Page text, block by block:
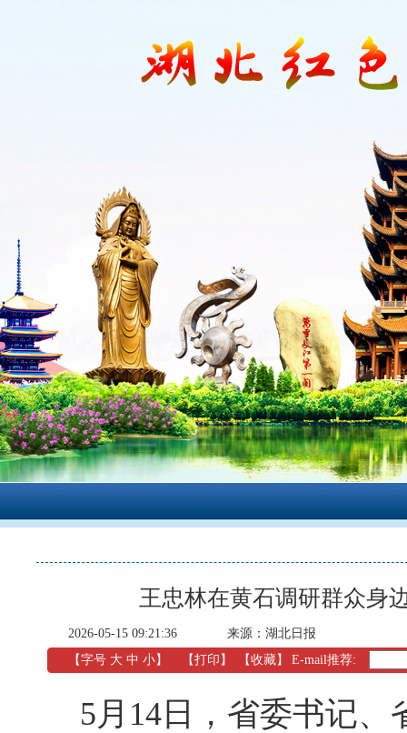
王忠林在黄石调研群众身
2026-05-15 09:21:36
来源：湖北日报
【字号 大 中 小】 【打印 】 【收藏】 E-mail推荐:
5月14日，省委书记、